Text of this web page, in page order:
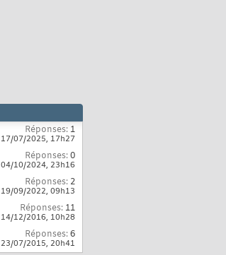
Réponses: 1
17/07/2025, 17h27
Réponses:0
04/10/2024, 23h16
Réponses: 2
19/09/2022, 09h13
Réponses: 11
14/12/2016, 10h28
Réponses:6
23/07/2015, 20h41